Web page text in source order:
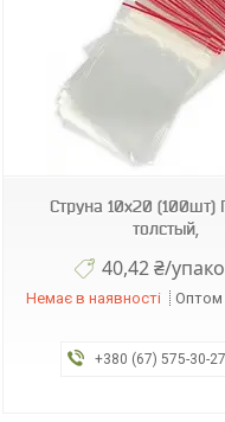
Струна 10х20 (100шт)
толстый,
40,42 ₴/
Немає в наявності Оптом
+380 (67) 575-30-27
16626